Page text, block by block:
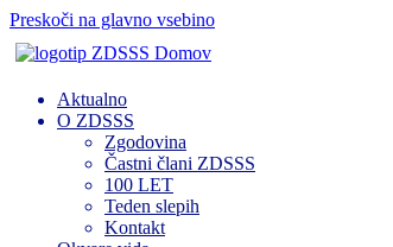
Preskoči na glavno vsebino
Domov
Aktualno
O ZDSSS
Zgodovina
Častni člani ZDSSS
100 LET
Teden slepih
Kontakt